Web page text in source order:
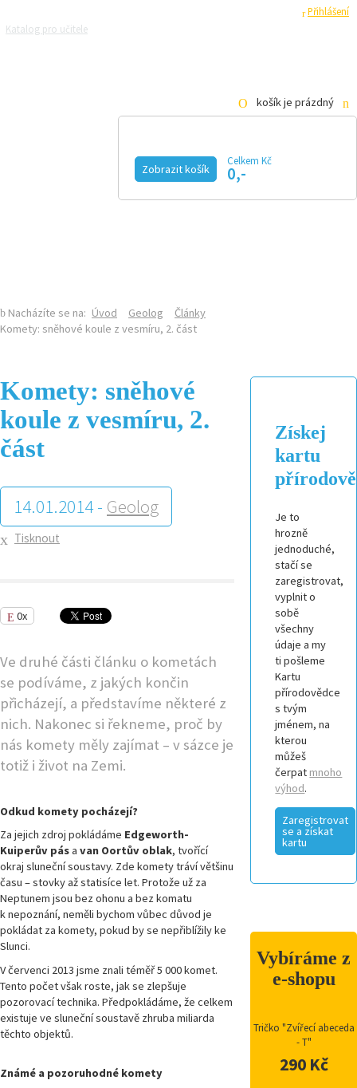
Přihlášení
Katalog pro učitele
košík je prázdný
Zobrazit košík
Celkem Kč
0,-
GEOLOG
Nacházíte se na: Úvod Geolog
Články
Komety: sněhové koule z vesmíru, 2. část
Komety: sněhové
koule z vesmíru, 2.
část
14.01.2014 - Geolog
Tisknout
0x
Ve druhé části článku o kometách
se podíváme, z jakých končin
přicházejí, a představíme některé z
nich. Nakonec si řekneme, proč by
nás komety měly zajímat – v sázce je
totiž i život na Zemi.
Odkud komety pocházejí?
Za jejich zdroj pokládáme Edgeworth-
Kuiperův pása van Oortův oblak, tvořící
okraj sluneční soustavy. Zde komety tráví většinu
času – stovky až statisíce let. Protože už za
Neptunem jsou bez ohonu a bez komatu
k nepoznání, neměli bychom vůbec důvod je
pokládat za komety, pokud by se nepřiblížily ke
Slunci.
V červenci 2013 jsme znali téměř 5 000 komet.
Tento počet však roste, jak se zlepšuje
pozorovací technika. Předpokládáme, že celkem
existuje ve sluneční soustavě zhruba miliarda
těchto objektů.
Známé a pozoruhodné komety
Získej
kartu
Je to
hrozně
jednoduché,
stačí se
zaregistrovat,
vyplnit o
sobě
všechny
údaje a my
ti pošleme
Kartu
přírodovědce
s tvým
jménem, na
kterou
můžeš
čerpat mnoho
výhod.
Zaregistrovat
se a získat
kartu
Vybíráme z
e-shopu
Tričko "Zvířecí abeceda
- T"
290 Kč